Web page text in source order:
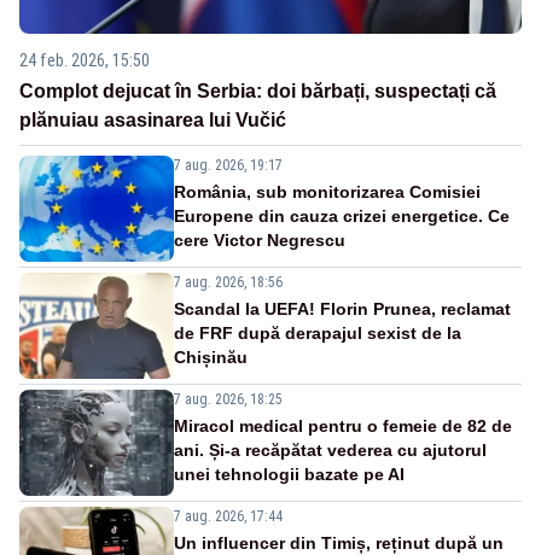
24 feb. 2026, 15:50
Complot dejucat în Serbia: doi bărbați, suspectați că
plănuiau asasinarea lui Vučić
7 aug. 2026, 19:17
România, sub monitorizarea Comisiei
Europene din cauza crizei energetice. Ce
cere Victor Negrescu
7 aug. 2026, 18:56
Scandal la UEFA! Florin Prunea, reclamat
de FRF după derapajul sexist de la
Chișinău
7 aug. 2026, 18:25
Miracol medical pentru o femeie de 82 de
ani. Și-a recăpătat vederea cu ajutorul
unei tehnologii bazate pe AI
7 aug. 2026, 17:44
Un influencer din Timiș, reținut după un